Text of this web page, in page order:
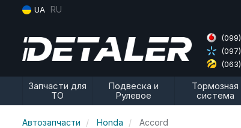
UA RU
(099)
(097)
(063)
Запчасти для
ТО
Подвеска и
Рулевое
Тормозная
система
Автозапчасти Honda Accord